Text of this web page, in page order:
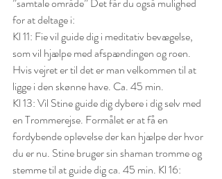
”samtale område” Det får du også mulighed
for at deltage i:
Kl 11: Fie vil guide dig i meditativ bevægelse,
som vil hjælpe med afspændingen og roen.
Hvis vejret er til det er man velkommen til at
ligge i den skønne have. Ca. 45 min.
Kl 13: Vil Stine guide dig dybere i dig selv med
en Trommerejse. Formålet er at få en
fordybende oplevelse der kan hjælpe der hvor
du er nu. Stine bruger sin shaman tromme og
stemme til at guide dig ca. 45 min. Kl 16: